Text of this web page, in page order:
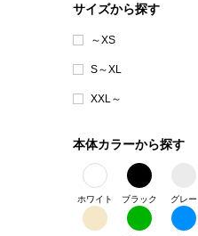
サイズから探す
～XS
S～XL
XXL～
本体カラーから探す
ホワイト ブラック グレー